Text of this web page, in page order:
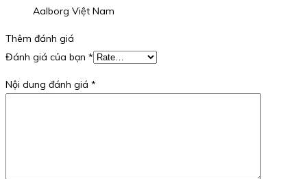
Aalborg Việt Nam
Thêm đánh giá
Đánh giá của bạn *
Nội dung đánh giá *